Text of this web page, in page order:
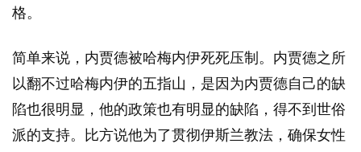
格。
简单来说，内贾德被哈梅内伊死死压制。内贾德之所
以翻不过哈梅内伊的五指山，是因为内贾德自己的缺
陷也很明显，他的政策也有明显的缺陷，得不到世俗
派的支持。比方说他为了贯彻伊斯兰教法，确保女性